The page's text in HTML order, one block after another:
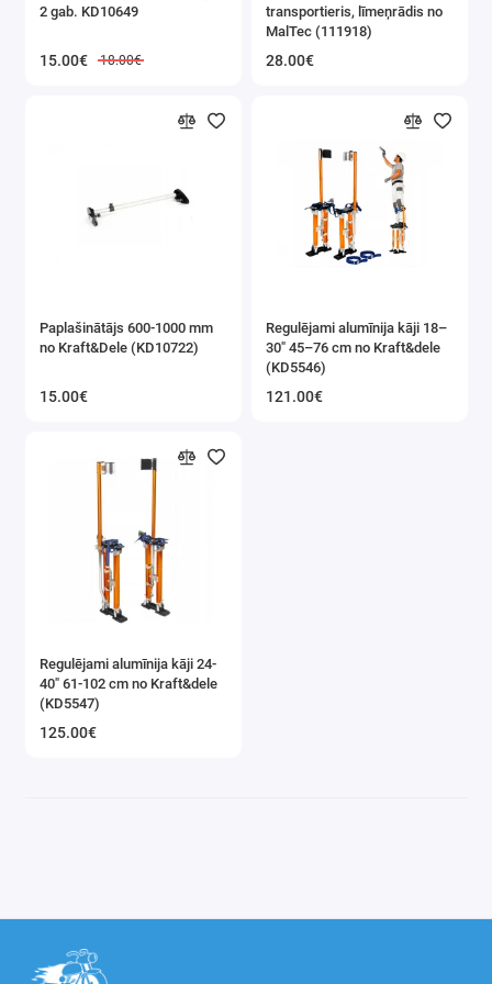
Betona slīpmašīnas
Lāzera un optiskie līmeņrādi
Kāpnes
2 gab. KD10649
15.00€ 18.00€
transportieris, līmeņrādis no
MalTec (111918)
28.00€
Paplašinātājs 600-1000 mm
no Kraft&Dele (KD10722)
15.00€
Regulējami alumīnija kāji 18–
30" 45–76 cm no Kraft&dele
(KD5546)
121.00€
Regulējami alumīnija kāji 24-
40" 61-102 cm no Kraft&dele
(KD5547)
125.00€